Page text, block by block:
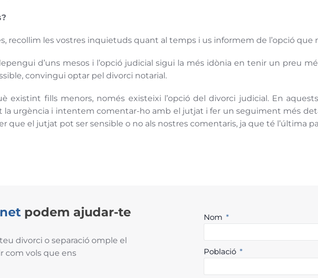
recollim les vostres inquietuds quant al temps i us informem de l’opció que
d’uns mesos i l’opció judicial sigui la més idònia en tenir un preu
convingui optar pel divorci notarial.
existint fills menors, només existeixi l’opció del divorci judicial. En
la urgència i intentem comentar-ho amb el jutjat i fer un seguiment més
que el jutjat pot ser sensible o no als nostres comentaris, ja que té l’última
podem ajudar-te
divorci o separació omple el
com vols que ens
Nom
Població